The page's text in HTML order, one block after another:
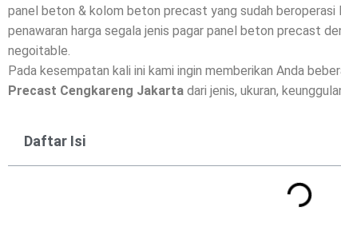
panel beton & kolom beton precast yang sudah beroperasi
penawaran harga segala jenis pagar panel beton precast
negoitable.
Pada kesempatan kali ini kami ingin memberikan Anda
Precast Cengkareng Jakarta dari jenis, ukuran,
Daftar Isi